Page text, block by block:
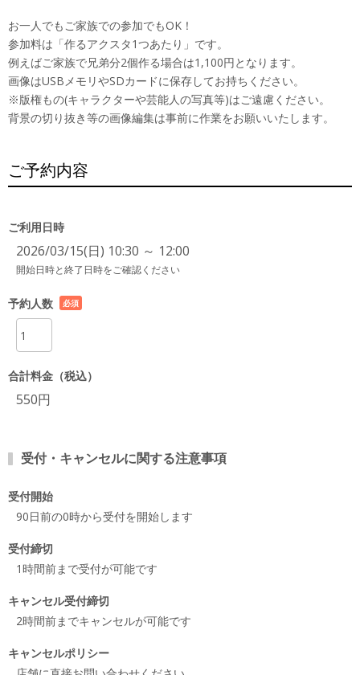
お一人でもご家族での参加でもOK！
参加料は「作るアクスタ1つあたり」です。
例えばご家族で兄弟分2個作る場合は1,100円となります。
画像はUSBメモリやSDカードに保存してお持ちください。
※版権もの(キャラクターや芸能人の写真等)はご遠慮ください。
背景の切り抜き等の画像編集は事前に作業をお願いいたします。
ご予約内容
ご利用日時
2026/03/15(日) 10:30 ～ 12:00
開始日時と終了日時をご確認ください
予約人数
必須
合計料金（税込）
550円
受付・キャンセルに関する注意事項
受付開始
90日前の0時から受付を開始します
受付締切
1時間前まで受付が可能です
キャンセル受付締切
2時間前までキャンセルが可能です
キャンセルポリシー